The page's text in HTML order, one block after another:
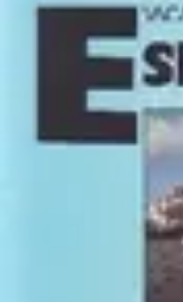
Conseils pratiquesComprendre
Services
Medical Direct